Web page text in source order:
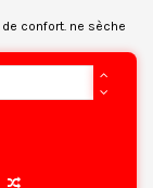
confort. ne sèche